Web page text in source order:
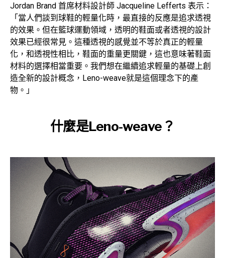
Jordan Brand 首席材料設計師 Jacqueline Lefferts 表示：
「當人們談到球鞋的輕量化時，最直接的反應是追求透視
的效果。但在籃球運動領域，透明的鞋面或者透視的設計
效果已經很常見。這種透視的感覺並不等於真正的輕量
化，和透視性相比，鞋面的重量更關鍵，這也意味著鞋面
材料的選擇相當重要。我們想在繼續追求輕量的基礎上創
造全新的設計概念，Leno-weave就是這個理念下的產
物。」
什麼是Leno-weave？